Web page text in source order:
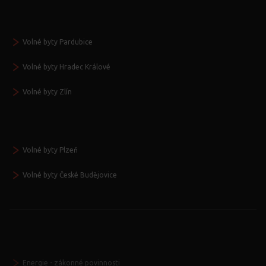
Volné byty Pardubice
Volné byty Hradec Králové
Volné byty Zlín
Volné byty Plzeň
Volné byty České Budějovice
Energie - zákonné povinnosti